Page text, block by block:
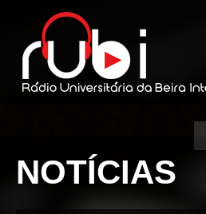
NOTÍCIAS